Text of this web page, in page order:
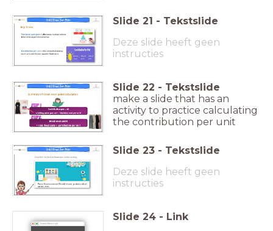
Slide 21 - Tekstslide
Deze slide heeft geen
instructies
Slide 22 - Tekstslide
make a slide that has an
activity to practice calculating
the contribution per unit
Slide 23 - Tekstslide
Deze slide heeft geen
instructies
forms.office.com
Slide 24 - Link